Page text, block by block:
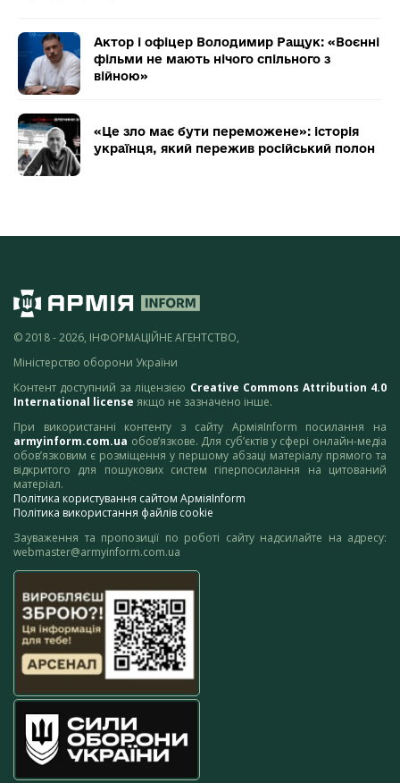
Актор і офіцер Володимир Ращук: «Воєнні
фільми не мають нічого спільного з
війною»
«Це зло має бути переможене»: історія
українця, який пережив російський полон
© 2018 - 2026, ІНФОРМАЦІЙНЕ АГЕНТСТВО,
Міністерство оборони України
Контент доступний за ліцензією Creative Commons Attribution 4.0
International license якщо не зазначено інше.
При використанні контенту з сайту АрміяInform посилання на
armyinform.com.ua обов’язкове. Для суб’єктів у сфері онлайн-медіа
обов’язковим є розміщення у першому абзаці матеріалу прямого та
відкритого для пошукових систем гіперпосилання на цитований
матеріал.
Політика користування сайтом АрміяInform
Політика використання файлів cookie
Зауваження та пропозиції по роботі сайту надсилайте на адресу:
webmaster@armyinform.com.ua